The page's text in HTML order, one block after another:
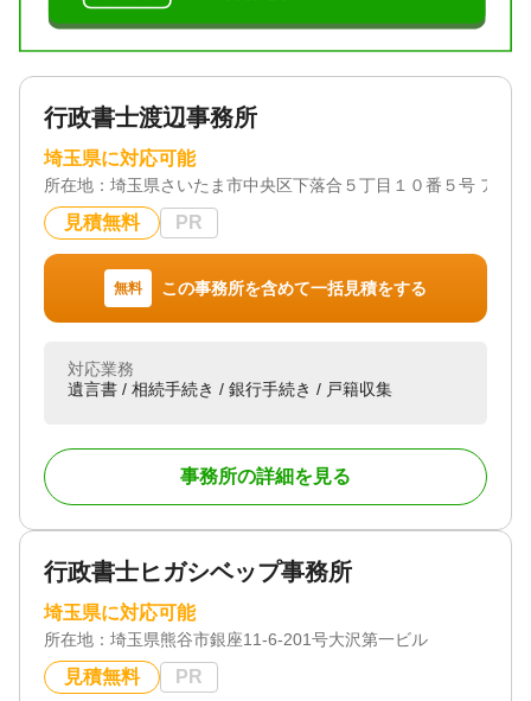
可 / 事務所面談可
行政書士渡辺事務所
埼玉県に対応可能
所在地： 埼玉県さいたま市中央区下落合５丁目１０番５号 アス
見積無料 PR
無料 この事務所を含めて一括見積をする
対応業務
遺言書 / 相続手続き / 銀行手続き / 戸籍収集
事務所の詳細を見る
行政書士ヒガシベップ事務所
埼玉県に対応可能
所在地： 埼玉県熊谷市銀座11‐6‐201号大沢第一ビル
見積無料 PR